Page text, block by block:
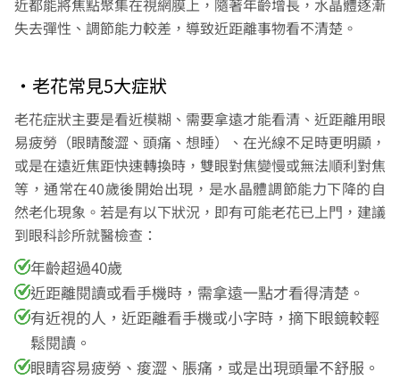
近都能將焦點聚集在視網膜上，隨著年齡增長，水晶體逐漸
失去彈性、調節能力較差，導致近距離事物看不清楚。
•老花常見5大症狀
老花症狀主要是看近模糊、需要拿遠才能看清、近距離用眼
易疲勞（眼睛酸澀、頭痛、想睡）、在光線不足時更明顯，
或是在遠近焦距快速轉換時，雙眼對焦變慢或無法順利對焦
等，通常在40歲後開始出現，是水晶體調節能力下降的自
然老化現象。若是有以下狀況，即有可能老花已上門，建議
到眼科診所就醫檢查：
年齡超過40歲
近距離閱讀或看手機時，需拿遠一點才看得清楚。
有近視的人，近距離看手機或小字時，摘下眼鏡較輕
鬆閱讀。
眼睛容易疲勞、痠澀、脹痛，或是出現頭暈不舒服。